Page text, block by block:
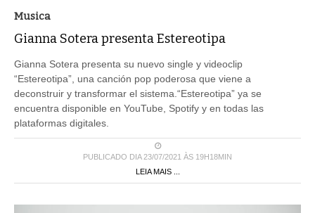
Musica
Gianna Sotera presenta Estereotipa
Gianna Sotera presenta su nuevo single y videoclip
“Estereotipa”, una canción pop poderosa que viene a
deconstruir y transformar el sistema.“Estereotipa” ya se
encuentra disponible en YouTube, Spotify y en todas las
plataformas digitales.
PUBLICADO DIA 23/07/2021 ÀS 19H18MIN
LEIA MAIS ...